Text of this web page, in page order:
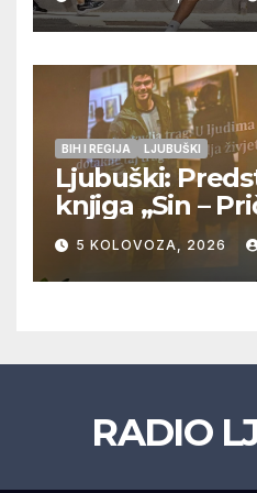
Veljaci i Cerno/
doigravanju,
natjecanje
BIH I REGIJA LJUBUŠKI
Ljubuški:
knjiga „Sin –
dr. sc. Zdenka
5 KOLOVOZA, 2026
RADIO